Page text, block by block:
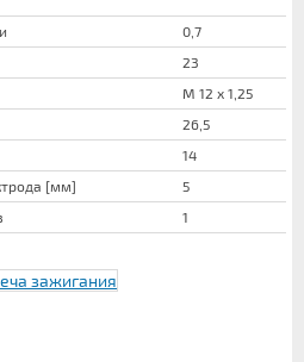
0,7
23
M 12 x 1,25
26,5
14
[мм]
5
1